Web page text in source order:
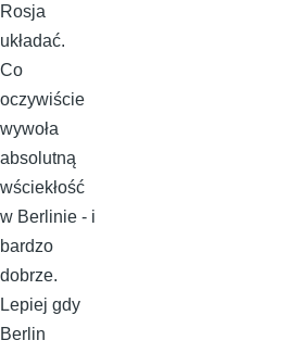
Rosja
układać.
Co
oczywiście
wywoła
absolutną
wściekłość
w Berlinie - i
bardzo
dobrze.
Lepiej gdy
Berlin